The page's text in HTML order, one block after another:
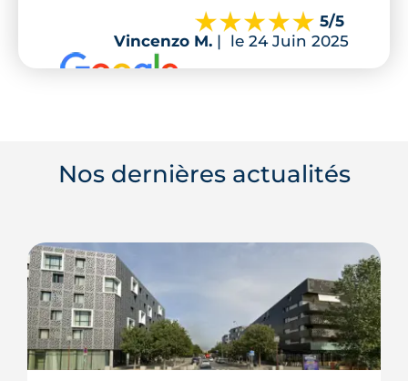
5/5
Vincenzo M. | le 24 Juin 2025
Nos dernières actualités